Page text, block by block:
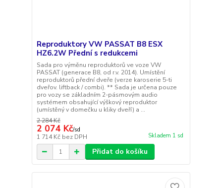
Reproduktory VW PASSAT B8 ESX
HZ6.2W Přední s redukcemi
Sada pro výměnu reproduktorů ve voze VW
PASSAT (generace B8, od r.v. 2014). Umístění
reproduktorů přední dveře (verze karoserie 5-ti
dveřov. liftback / combi). ** Sada je určena pouze
pro vozy se základním 2-pásmovým audio
systémem obsahující výškový reproduktor
(umístěný v domečku u kliky dveří) a ...
2 284 Kč
2 074 Kč/sd
1 714 Kč bez DPH Skladem 1 sd
Přidat do košíku